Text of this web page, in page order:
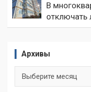
В
отключать
Архивы